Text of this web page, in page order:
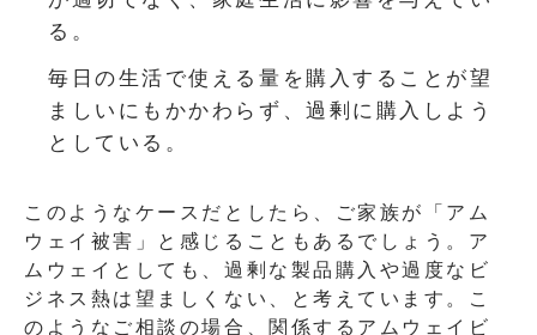
る。
毎日の生活で使える量を購入することが望
ましいにもかかわらず、過剰に購入しよう
としている。
このようなケースだとしたら、ご家族が「アム
ウェイ被害」と感じることもあるでしょう。ア
ムウェイとしても、過剰な製品購入や過度なビ
ジネス熱は望ましくない、と考えています。こ
のようなご相談の場合、関係するアムウェイビ